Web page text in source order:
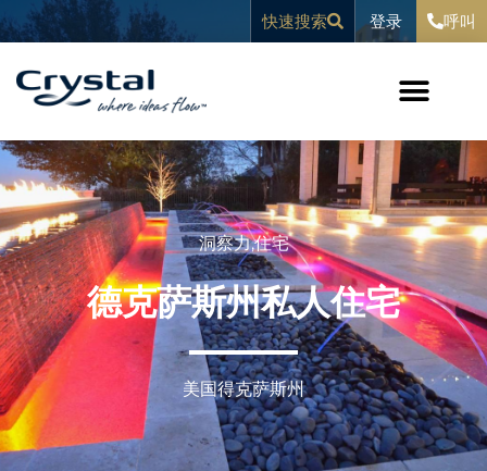
容
至
快速搜索 登录 呼叫
洞察力,住宅
德克萨斯州私人住宅
美国得克萨斯州